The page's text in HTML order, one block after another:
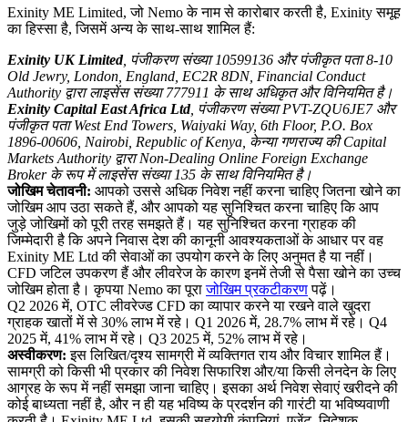
Exinity ME Limited, जो Nemo के नाम से कारोबार करती है, Exinity समूह
का हिस्सा है, जिसमें अन्य के साथ-साथ शामिल हैं:
Exinity UK Limited, पंजीकरण संख्या 10599136 और पंजीकृत पता 8-10
Old Jewry, London, England, EC2R 8DN, Financial Conduct
Authority द्वारा लाइसेंस संख्या 777911 के साथ अधिकृत और विनियमित है।
Exinity Capital East Africa Ltd, पंजीकरण संख्या PVT-ZQU6JE7 और
पंजीकृत पता West End Towers, Waiyaki Way, 6th Floor, P.O. Box
1896-00606, Nairobi, Republic of Kenya, केन्या गणराज्य की Capital
Markets Authority द्वारा Non-Dealing Online Foreign Exchange
Broker के रूप में लाइसेंस संख्या 135 के साथ विनियमित है।
जोखिम चेतावनी: आपको उससे अधिक निवेश नहीं करना चाहिए जितना खोने का
जोखिम आप उठा सकते हैं, और आपको यह सुनिश्चित करना चाहिए कि आप
जुड़े जोखिमों को पूरी तरह समझते हैं। यह सुनिश्चित करना ग्राहक की
जिम्मेदारी है कि अपने निवास देश की कानूनी आवश्यकताओं के आधार पर वह
Exinity ME Ltd की सेवाओं का उपयोग करने के लिए अनुमत है या नहीं।
CFD जटिल उपकरण हैं और लीवरेज के कारण इनमें तेजी से पैसा खोने का उच्च
जोखिम होता है। कृपया Nemo का पूराजोखिम प्रकटीकरणपढ़ें।
Q2 2026 में, OTC लीवरेज्ड CFD का व्यापार करने या रखने वाले खुदरा
ग्राहक खातों में से 30% लाभ में रहे। Q1 2026 में, 28.7% लाभ में रहे। Q4
2025 में, 41% लाभ में रहे। Q3 2025 में, 52% लाभ में रहे।
अस्वीकरण: इस लिखित/दृश्य सामग्री में व्यक्तिगत राय और विचार शामिल हैं।
सामग्री को किसी भी प्रकार की निवेश सिफारिश और/या किसी लेनदेन के लिए
आग्रह के रूप में नहीं समझा जाना चाहिए। इसका अर्थ निवेश सेवाएं खरीदने की
कोई बाध्यता नहीं है, और न ही यह भविष्य के प्रदर्शन की गारंटी या भविष्यवाणी